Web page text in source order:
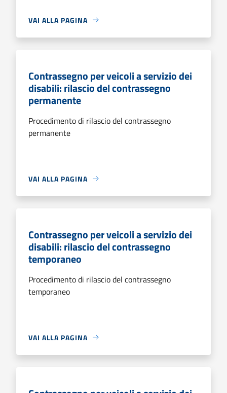
VAI ALLA PAGINA
Contrassegno per veicoli a servizio dei
disabili: rilascio del contrassegno
permanente
Procedimento di rilascio del contrassegno
permanente
VAI ALLA PAGINA
Contrassegno per veicoli a servizio dei
disabili: rilascio del contrassegno
temporaneo
Procedimento di rilascio del contrassegno
temporaneo
VAI ALLA PAGINA